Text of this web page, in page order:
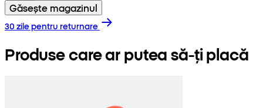
Găsește magazinul
30 zile pentru returnare
Produse care ar putea să-ți placă